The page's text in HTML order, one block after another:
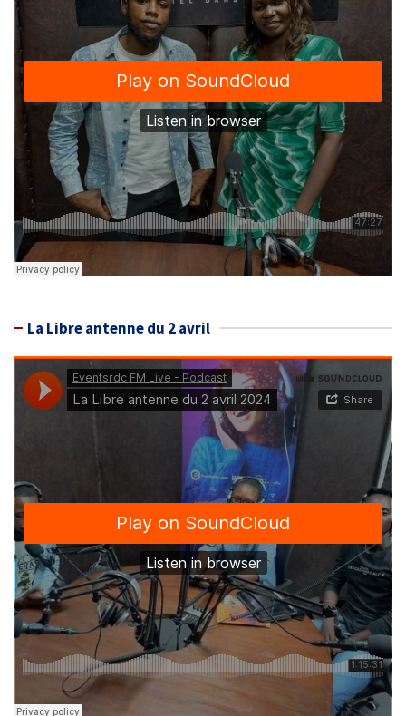
La Libre antenne du 2 avril